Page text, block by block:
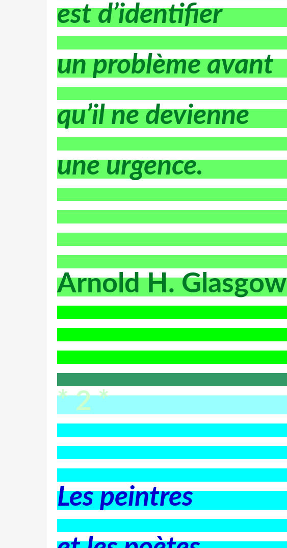
est d’identifier
un problème avant
qu’il ne devienne
une urgence.
Arnold H. Glasgow
* 2 *
Les peintres